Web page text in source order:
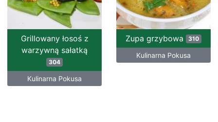
Grillowany łosoś z
warzywną sałatką
304
Kulinarna Pokusa
Zupa grzybowa 310
Kulinarna Pokusa